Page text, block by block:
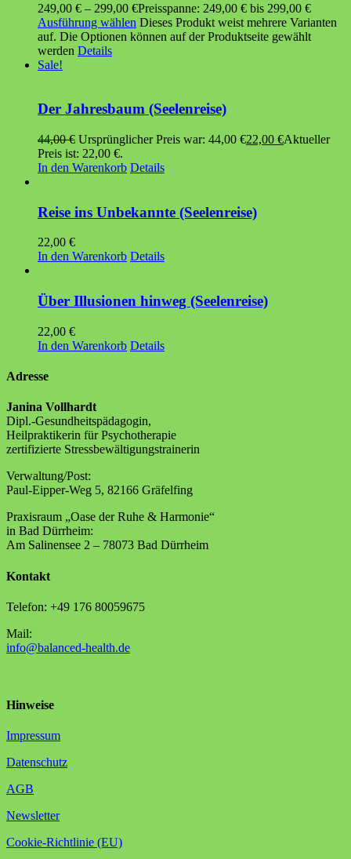
249,00 € – 299,00 €Preisspanne: 249,00 € bis 299,00 €
Ausführung wählen Dieses Produkt weist mehrere Varianten
auf. Die Optionen können auf der Produktseite gewählt
werden Details
Sale!
Der Jahresbaum (Seelenreise)
44,00€ Ursprünglicher Preis war: 44,00 €22,00 €Aktueller
Preis ist: 22,00 €.
In den Warenkorb Details
Reise ins Unbekannte (Seelenreise)
22,00 €
In den Warenkorb Details
Über Illusionen hinweg (Seelenreise)
22,00 €
In den Warenkorb Details
Adresse
Janina Vollhardt
Dipl.-Gesundheitspädagogin,
Heilpraktikerin für Psychotherapie
zertifizierte Stressbewältigungstrainerin
Verwaltung/Post:
Paul-Eipper-Weg 5, 82166 Gräfelfing
Praxisraum „Oase der Ruhe & Harmonie“
in Bad Dürrheim:
Am Salinensee 2 – 78073 Bad Dürrheim
Kontakt
Telefon: +49 176 80059675
Mail:
info@balanced-health.de
Hinweise
Impressum
Datenschutz
AGB
Newsletter
Cookie-Richtlinie (EU)